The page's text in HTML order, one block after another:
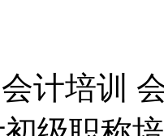
会计培训